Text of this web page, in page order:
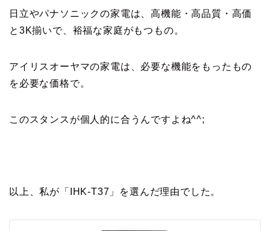
日立やパナソニックの家電は、高機能・高品質・高価
と3K揃いで、裕福な家庭がもつもの。
アイリスオーヤマの家電は、必要な機能をもったもの
を必要な価格で。
このスタンスが個人的に合うんですよね^^;
以上、私が「IHK-T37」を選んだ理由でした。